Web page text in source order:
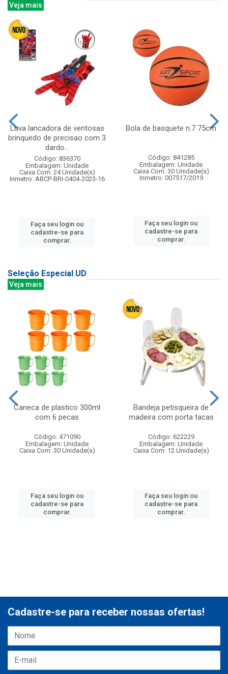
Veja mais
Luva lancadora de ventosas
brinquedo de precisao com 3
dardo...
Código: 836370
Embalagem: Unidade
Caixa Com: 24 Unidade(s)
Inmetro: ABCP-BRI-0404-2023-16
Faça seu login ou
cadastre-se para
comprar.
Bola de basquete n.7 75cm
Código: 841285
Embalagem: Unidade
Caixa Com: 30 Unidade(s)
Inmetro: 007517/2019
Faça seu login ou
cadastre-se para
comprar.
Seleção Especial UD
Veja mais
Caneca de plastico 300ml
com 6 pecas
Código: 471090
Embalagem: Unidade
Caixa Com: 30 Unidade(s)
Faça seu login ou
cadastre-se para
comprar.
Bandeja petisqueira de
madeira com porta tacas
Código: 622229
Embalagem: Unidade
Caixa Com: 12 Unidade(s)
Faça seu login ou
cadastre-se para
comprar.
Cadastre-se para receber nossas ofertas!